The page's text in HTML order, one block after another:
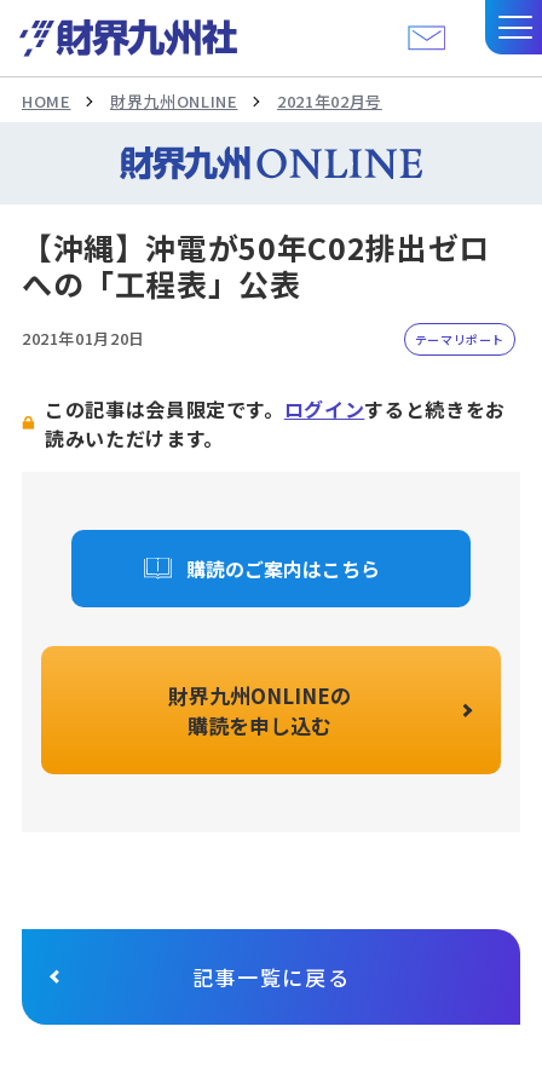
HOME 財界九州ONLINE 2021年02月号
【沖縄】沖電が50年C02排出ゼロ
への「工程表」公表
2021年01月20日 テーマリポート
この記事は会員限定です。 ログインすると続きをお
読みいただけます。
購読のご案内はこちら
財界九州ONLINEの
購読を申し込む
記事一覧に戻る